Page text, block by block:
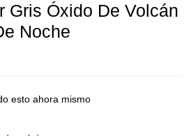
Gris Óxido De Volcán
Noche
esto ahora mismo